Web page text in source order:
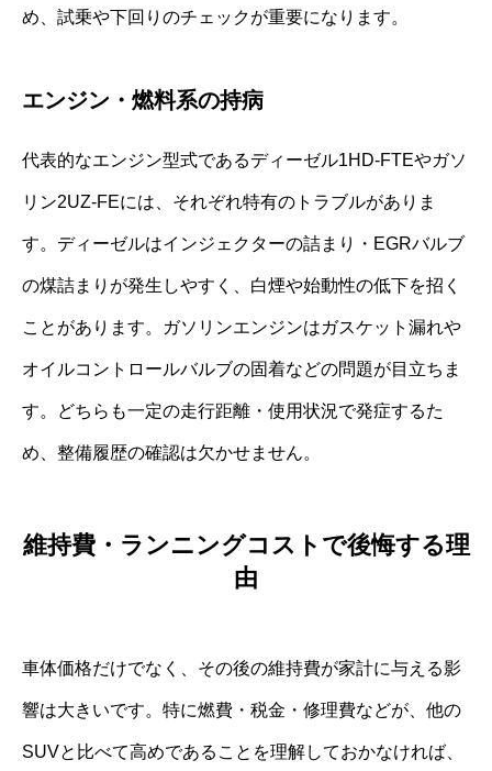
め、試乗や下回りのチェックが重要になります。
エンジン・燃料系の持病
代表的なエンジン型式であるディーゼル1HD-FTEやガソ
リン2UZ-FEには、それぞれ特有のトラブルがありま
す。ディーゼルはインジェクターの詰まり・EGRバルブ
の煤詰まりが発生しやすく、白煙や始動性の低下を招く
ことがあります。ガソリンエンジンはガスケット漏れや
オイルコントロールバルブの固着などの問題が目立ちま
す。どちらも一定の走行距離・使用状況で発症するた
め、整備履歴の確認は欠かせません。
維持費・ランニングコストで後悔する理
由
車体価格だけでなく、その後の維持費が家計に与える影
響は大きいです。特に燃費・税金・修理費などが、他の
SUVと比べて高めであることを理解しておかなければ、